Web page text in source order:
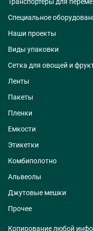
Транспортеры для
Специальное
Наши проекты
Виды упаковки
Сетка для овощей и
Ленты
Пакеты
Пленки
Емкости
Этикетки
Комбиполотно
Альвеолы
Джутовые мешки
Прочее
Копирование любой